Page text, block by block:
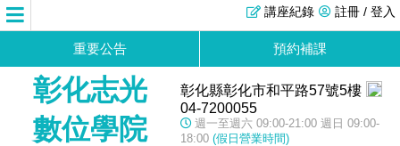
註冊 / 登入
講座紀錄
重要公告 預約補課
彰化志光
數位學院
彰化縣彰化市和平路57號5樓
04-7200055
週一至週六 09:00-21:00 週日 09:00-
18:00 (假日營業時間)